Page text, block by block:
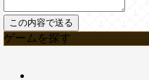
ゲームを探す